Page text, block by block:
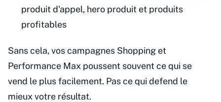
produit d'appel, hero produit et produits
profitables
Sans cela, vos campagnes Shopping et
Performance Max poussent souvent ce qui se
vend le plus facilement. Pas ce qui defend le
mieux votre résultat.